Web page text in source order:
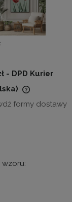
- DPD Kurier
formy dostawy